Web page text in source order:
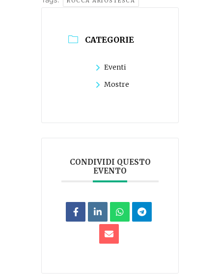
CATEGORIE
Eventi
Mostre
CONDIVIDI QUESTO
EVENTO